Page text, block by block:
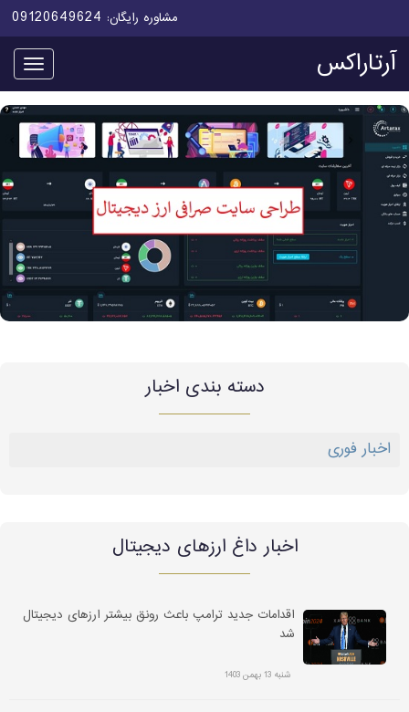
مشاوره رایگان: 09120649624
منو آرتاراکس
دسته بندی اخبار
اخبار فوری
اخبار داغ ارز‌های دیجیتال
اقدامات جدید ترامپ باعث رونق بیشتر ارزهای دیجیتال
شد
شنبه 13 بهمن 1403